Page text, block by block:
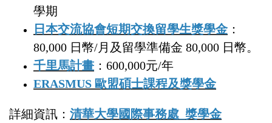
學期
日本交流協會短期交換留學生獎學金 ：
80,000 日幣/月及留學準備金 80,000 日幣。
千里馬計畫 ：600,000元/年
ERASMUS 歐盟碩士課程及獎學金
詳細資訊： 清華大學國際事務處_獎學金